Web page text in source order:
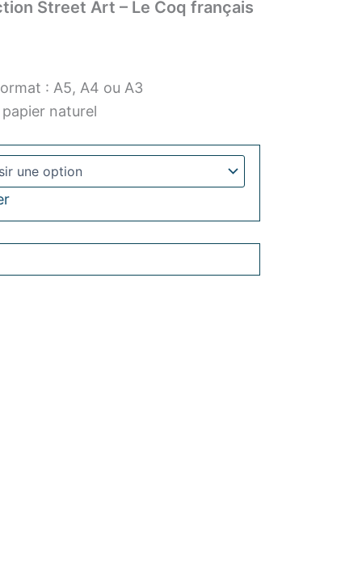
Street Art – Le Coq français
: A5, A4 ou A3
naturel